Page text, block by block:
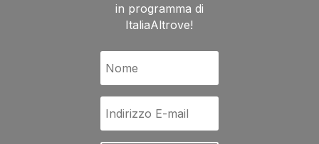
in programma di
ItaliaAltrove!